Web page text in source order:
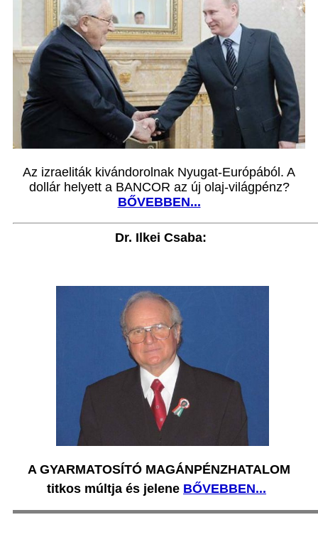
Az izraeliták kivándorolnak Nyugat-Európából. A
dollár helyett a BANCOR az új olaj-világpénz?
BŐVEBBEN...
Dr. Ilkei Csaba:
A GYARMATOSÍTÓ MAGÁNPÉNZHATALOM
titkos múltja és jelene BŐVEBBEN...